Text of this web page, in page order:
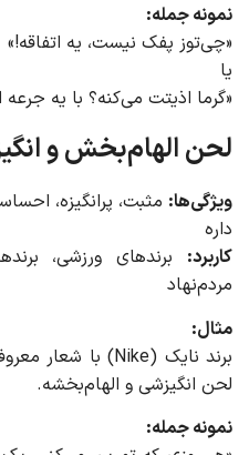
نمونه جمله:
«چی‌توز پفک نیست، یه اتفاقه!»
یا
«گرما اذیتت می‌کنه؟ با یه جرعه
لحن الهام‌بخش و
ویژگی‌ها: مثبت، پرانگیزه،
داره
کاربرد: برندهای ورزشی،
مردم‌نهاد
مثال:
لحن انگیزشی و الهام‌بخشه.
نمونه جمله: